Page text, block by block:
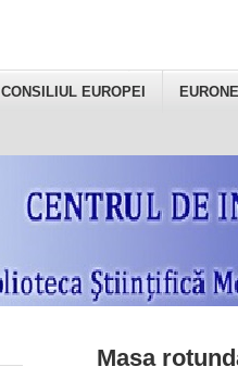
CONSILIUL EUROPEI
Masa